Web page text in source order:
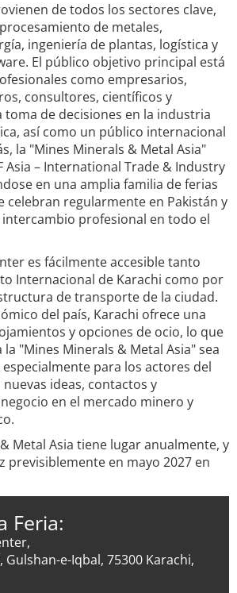
de todos los sectores clave,
de metales,
ingeniería de plantas, logística y
El público objetivo principal está
como empresarios,
consultores, científicos y
toma de decisiones en la industria
así como un público internacional
la "Mines Minerals & Metal Asia"
Asia – International Trade & Industry
en una amplia familia de ferias
celebran regularmente en Pakistán y
profesional en todo el
es fácilmente accesible tanto
Internacional de Karachi como por
de transporte de la ciudad.
del país, Karachi ofrece una
y opciones de ocio, lo que
la "Mines Minerals & Metal Asia" sea
para los actores del
ideas, contactos y
en el mercado minero y
Metal Asia tiene lugar anualmente, y
previsiblemente en mayo 2027 en
Feria:
Gulshan-e-Iqbal, 75300 Karachi,